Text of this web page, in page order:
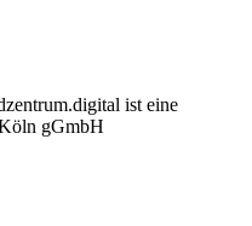
ist eine
gGmbH